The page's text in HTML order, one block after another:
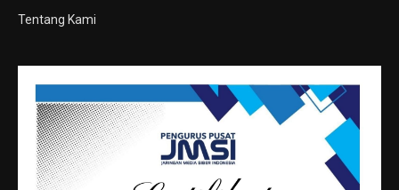
Tentang Kami